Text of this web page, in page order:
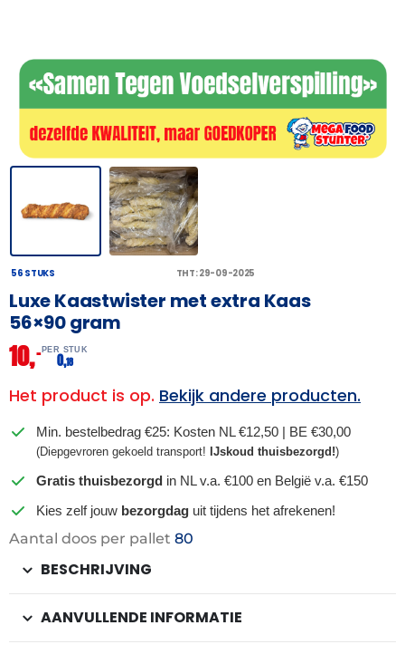
56 STUKS THT: 29-09-2025
Luxe Kaastwister met extra Kaas
56×90 gram
10,– PER STUK
0,18
Het product is op. Bekijk andere producten.
Min. bestelbedrag €25: Kosten NL €12,50 | BE €30,00
(Diepgevroren gekoeld transport! IJskoud thuisbezorgd!)
Gratis thuisbezorgd in NL v.a. €100 en België v.a. €150
Kies zelf jouw bezorgdag uit tijdens het afrekenen!
Aantal doos per pallet 80
BESCHRIJVING
AANVULLENDE INFORMATIE